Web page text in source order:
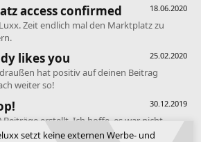
18.06.2020
access confirmed
Zeit endlich mal den Marktplatz zu
25.02.2020
likes you
hat positiv auf deinen Beitrag
weiter so!
30.12.2019
Beiträge erstellt. Ich hoffe, es war nicht
Tages! ^^
setzt keine externen Werbe- und